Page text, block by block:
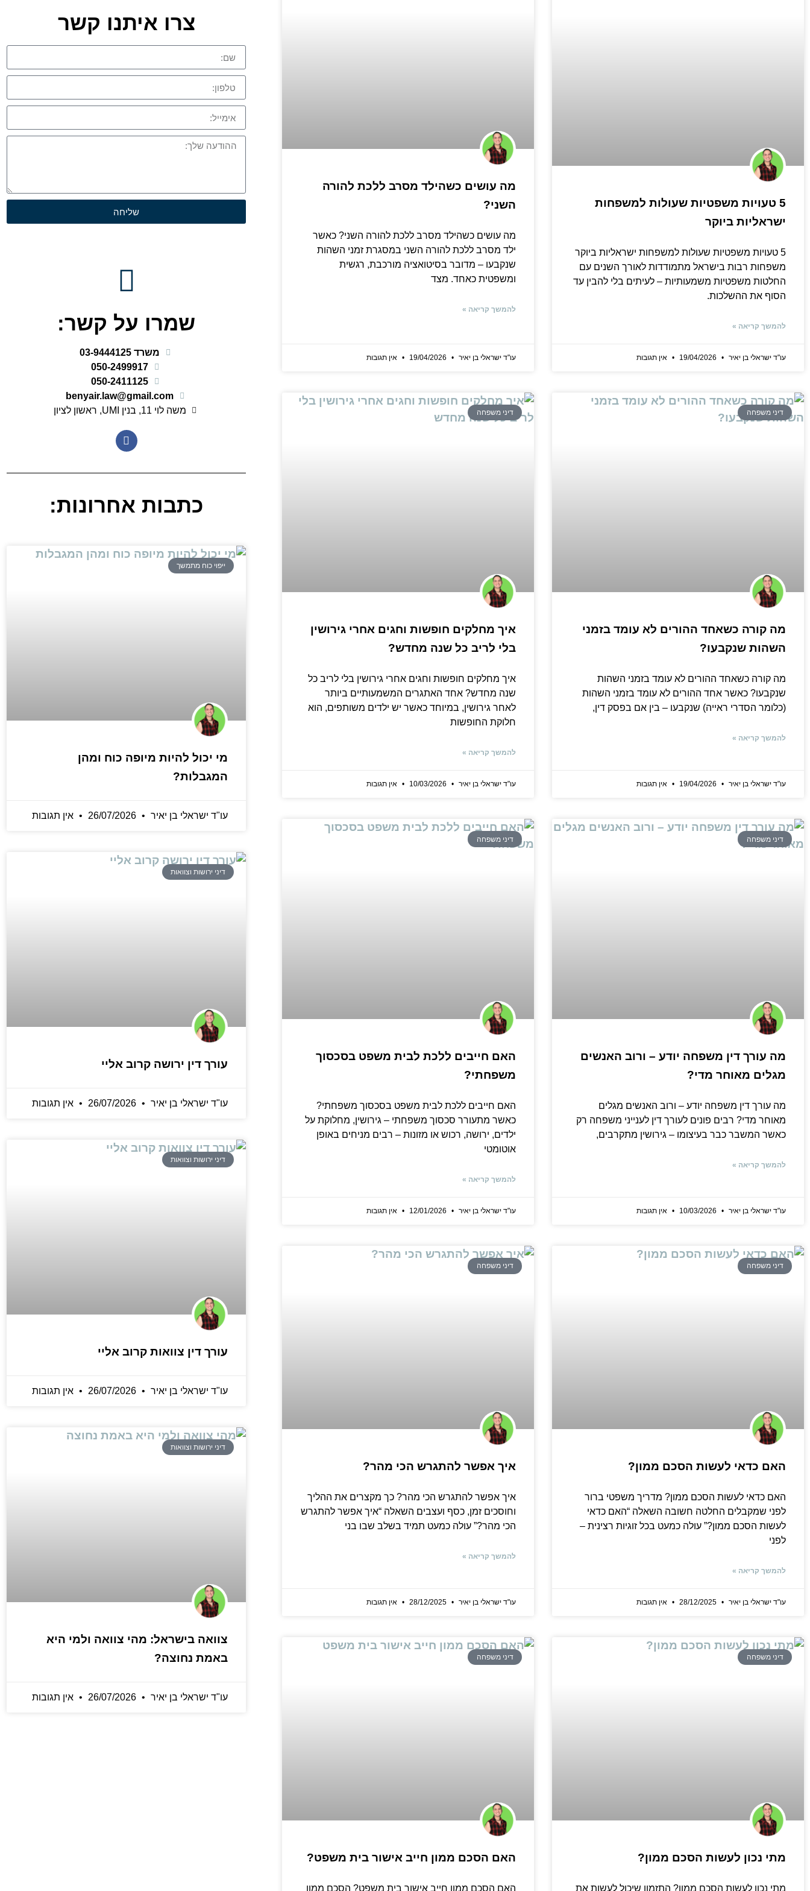
5 טעויות משפטיות שעולות למשפחות
ישראליות ביוקר
5 טעויות משפטיות שעולות למשפחות ישראליות ביוקר
משפחות רבות בישראל מתמודדות לאורך השנים עם
החלטות משפטיות משמעותיות – לעיתים בלי להבין עד
הסוף את ההשלכות.
להמשך קריאה »
עו"ד ישראלי בן יאיר אין תגובות
מה עושים כשהילד מסרב ללכת להורה
השני?
מה עושים כשהילד מסרב ללכת להורה השני? כאשר
ילד מסרב ללכת להורה השני במסגרת זמני השהות
שנקבעו – מדובר בסיטואציה מורכבת, רגשית
ומשפטית כאחד. מצד
להמשך קריאה »
עו"ד ישראלי בן יאיר אין תגובות
דיני משפחה
מה קורה כשאחד ההורים לא עומד בזמני
השהות שנקבעו?
מה קורה כשאחד ההורים לא עומד בזמני השהות
שנקבעו? כאשר אחד ההורים לא עומד בזמני השהות
(כלומר הסדרי ראייה) שנקבעו – בין אם בפסק דין,
להמשך קריאה »
עו"ד ישראלי בן יאיר אין תגובות
דיני משפחה
איך מחלקים חופשות וחגים אחרי גירושין
בלי לריב כל שנה מחדש?
איך מחלקים חופשות וחגים אחרי גירושין בלי לריב כל
שנה מחדש? אחד האתגרים המשמעותיים ביותר
לאחר גירושין, במיוחד כאשר יש ילדים משותפים, הוא
חלוקת החופשות
להמשך קריאה »
עו"ד ישראלי בן יאיר אין תגובות
דיני משפחה
מה עורך דין משפחה יודע – ורוב האנשים
מגלים מאוחר מדי?
מה עורך דין משפחה יודע – ורוב האנשים מגלים
מאוחר מדי? רבים פונים לעורך דין לענייני משפחה רק
כאשר המשבר כבר בעיצומו – גירושין מתקרבים,
להמשך קריאה »
עו"ד ישראלי בן יאיר אין תגובות
דיני משפחה
האם חייבים ללכת לבית משפט בסכסוך
משפחתי?
האם חייבים ללכת לבית משפט בסכסוך משפחתי?
כאשר מתעורר סכסוך משפחתי – גירושין, מחלוקת על
ילדים, ירושה, רכוש או מזונות – רבים מניחים באופן
אוטומטי
להמשך קריאה »
עו"ד ישראלי בן יאיר אין תגובות
דיני משפחה
האם כדאי לעשות הסכם ממון?
האם כדאי לעשות הסכם ממון? מדריך משפטי ברור
לפני שמקבלים החלטה חשובה השאלה “האם כדאי
לעשות הסכם ממון?” עולה כמעט בכל זוגיות רצינית –
לפני
להמשך קריאה »
עו"ד ישראלי בן יאיר אין תגובות
דיני משפחה
איך אפשר להתגרש הכי מהר?
איך אפשר להתגרש הכי מהר? כך מקצרים את ההליך
וחוסכים זמן, כסף ועצבים השאלה “איך אפשר להתגרש
הכי מהר?” עולה כמעט תמיד בשלב שבו בני
להמשך קריאה »
עו"ד ישראלי בן יאיר אין תגובות
דיני משפחה
מתי נכון לעשות הסכם ממון?
מתי נכון לעשות הסכם ממון? התזמון שיכול לעשות את
דיני משפחה
האם הסכם ממון חייב אישור בית משפט?
האם הסכם ממון חייב אישור בית משפט? הסכם ממון
צרו איתנו קשר
שליחה
שמרו על קשר:
משרד 03-9444125
050-2499917
050-2411125
benyair.law@gmail.com
משה לוי 11, בנין UMI, ראשון לציון
כתבות אחרונות:
ייפוי כוח מתמשך
מי יכול להיות מיופה כוח ומהן
המגבלות?
עו"ד ישראלי בן יאיר אין תגובות
דיני ירושות וצוואות
עורך דין ירושה קרוב אליי
עו"ד ישראלי בן יאיר אין תגובות
דיני ירושות וצוואות
עורך דין צוואות קרוב אליי
עו"ד ישראלי בן יאיר אין תגובות
דיני ירושות וצוואות
צוואה בישראל: מהי צוואה ולמי היא
באמת נחוצה?
עו"ד ישראלי בן יאיר אין תגובות